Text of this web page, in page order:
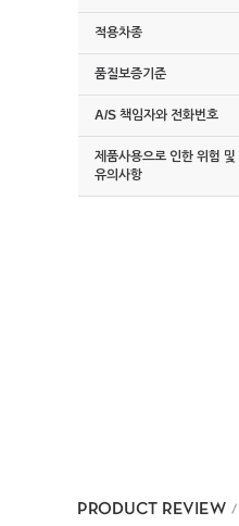
적용차종
품질보증기준
A/S 책임자와 전화번호
제품사용으로 인한 위험 및
유의사항